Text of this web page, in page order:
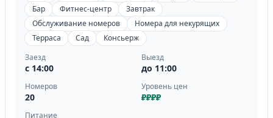
Бар
Фитнес-центр
Завтрак
Обслуживание номеров
Номера для некурящих
Терраса
Сад
Консьерж
Заезд
с 14:00
Выезд
до 11:00
Номеров
20
Уровень цен
₽₽₽₽
Питание